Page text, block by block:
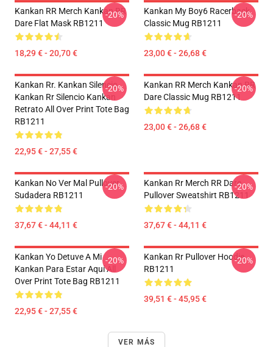
Kankan RR Merch Kankan RR
Dare Flat Mask RB1211
18,29 € - 20,70 €
-20%
Kankan My Boy6 Racerback
Classic Mug RB1211
23,00 € - 26,68 €
-20%
Kankan Rr. Kankan Silencio
Kankan Rr Silencio Kankan
Retrato All Over Print Tote Bag
RB1211
22,95 € - 27,55 €
-20%
Kankan RR Merch Kankan RR
Dare Classic Mug RB1211
23,00 € - 26,68 €
-20%
Kankan No Ver Mal Pullover
Sudadera RB1211
37,67 € - 44,11 €
-20%
Kankan Rr Merch RR Dare
Pullover Sweatshirt RB1211
37,67 € - 44,11 €
-20%
Kankan Yo Detuve A Mi
Kankan Para Estar Aquí All
Over Print Tote Bag RB1211
22,95 € - 27,55 €
-20%
Kankan Rr Pullover Hoodie
RB1211
39,51 € - 45,95 €
-20%
VER MÁS